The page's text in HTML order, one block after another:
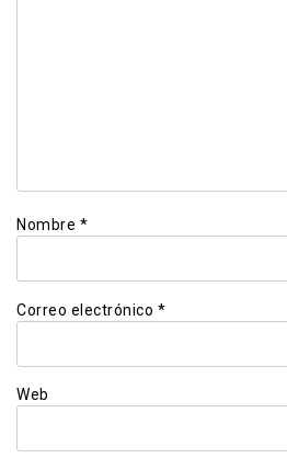
Nombre *
Correo electrónico *
Web